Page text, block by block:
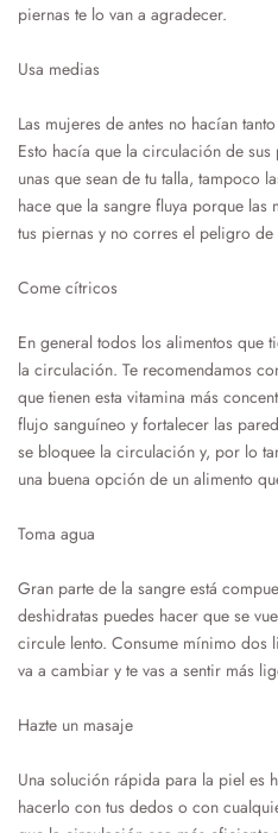
piernas te lo van a agradecer.
Usa medias
Las mujeres de antes no hacían
Esto hacía que la circulación de
unas que sean de tu talla, tampoco
hace que la sangre fluya porque
tus piernas y no corres el peligro
Come cítricos
En general todos los alimentos que
la circulación. Te recomendamos
que tienen esta vitamina más
flujo sanguíneo y fortalecer las
se bloquee la circulación y, por lo
una buena opción de un alimento
Toma agua
Gran parte de la sangre está
deshidratas puedes hacer que se
circule lento. Consume mínimo dos
va a cambiar y te vas a sentir más
Hazte un masaje
Una solución rápida para la piel es
hacerlo con tus dedos o con